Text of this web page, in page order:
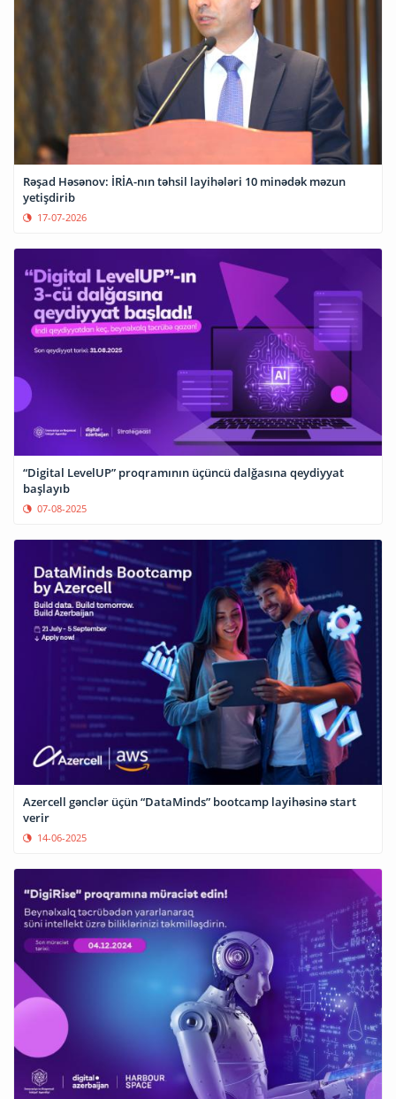
Rəşad Həsənov: İRİA-nın təhsil layihələri 10 minədək məzun
yetişdirib
17-07-2026
“Digital LevelUP” proqramının üçüncü dalğasına qeydiyyat
başlayıb
07-08-2025
Azercell gənclər üçün “DataMinds” bootcamp layihəsinə start
verir
14-06-2025